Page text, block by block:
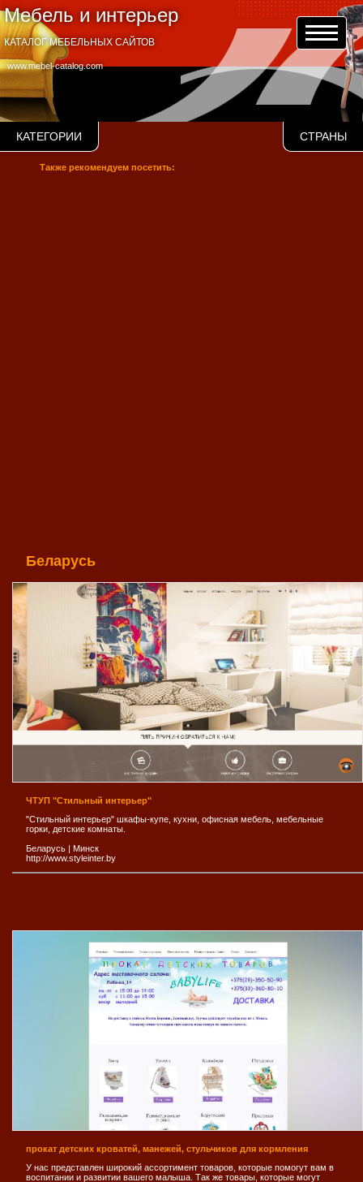
Мебель и интерьер
www.mebel-catalog.com
КАТАЛОГ МЕБЕЛЬНЫХ САЙТОВ
КАТЕГОРИИ СТРАНЫ
Также рекомендуем посетить:
Беларусь
ЧТУП "Стильный интерьер"
"Стильный интерьер" шкафы-купе, кухни, офисная мебель, мебельные
горки, детские комнаты.
Беларусь | Минск
http://www.styleinter.by
прокат детских кроватей, манежей, стульчиков для кормления
У нас представлен широкий ассортимент товаров, которые помогут вам в
воспитании и развитии вашего малыша. Так же товары, которые могут